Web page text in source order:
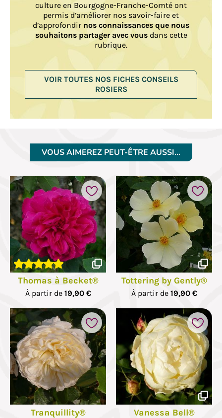
culture en Bourgogne-Franche-Comté ont
permis d’améliorer nos savoir-faire et
d’approfondir nos connaissances que nous
souhaitons partager avec vousdans cette
rubrique.
VOIR TOUTES NOS FICHES CONSEILS
ROSIERS
VOUS AIMEREZ PEUT-ÊTRE AUSSI…
Thomas à Becket®
À partir de 19,90 €
Tottering by Gently®
À partir de 19,90 €
Tranquillity® Vanessa Bell®